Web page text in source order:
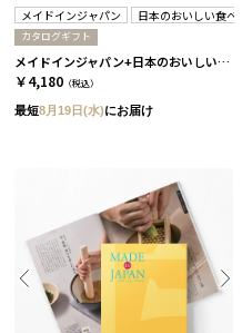
メイドインジャパン 日本のおいしい食べ物
カタログギフト
メイドインジャパン+日本のおいしい食べ物 / C MJ06＋橙
￥4,180 （税込）
最短8月19日(水)にお届け